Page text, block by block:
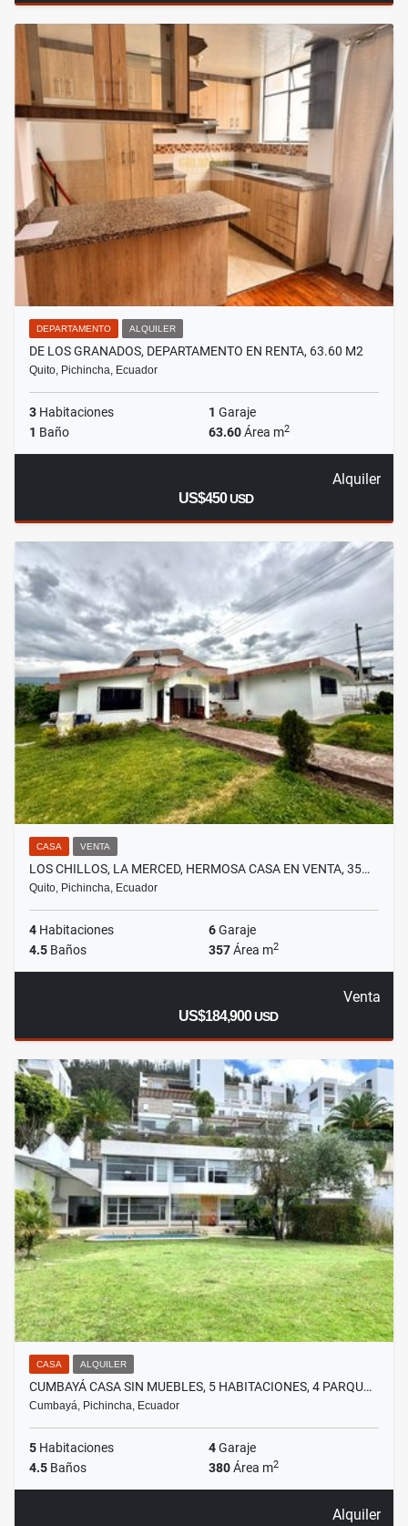
DEPARTAMENTO ALQUILER
DE LOS GRANADOS, DEPARTAMENTO EN RENTA, 63.60 M2
Quito, Pichincha, Ecuador
3 Habitaciones 1 Garaje
1 Baño 63.60Área m2
Alquiler
US$450USD
CASA VENTA
LOS CHILLOS, LA MERCED, HERMOSA CASA EN VENTA, 35…
Quito, Pichincha, Ecuador
4 Habitaciones 6Garaje
4.5 Baños 357Área m2
Venta
US$184,900USD
CASA ALQUILER
CUMBAYÁ CASA SIN MUEBLES, 5 HABITACIONES, 4 PARQU…
Cumbayá, Pichincha, Ecuador
5 Habitaciones 4Garaje
4.5 Baños 380Área m2
Alquiler